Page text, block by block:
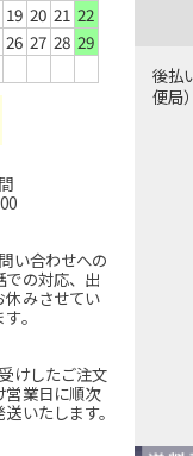
19 20 21 22
26 27 28 29
い合わせへの
での対応、出
休みさせてい
。
けしたご注文
営業日に順次
いたします。
後払
便局）